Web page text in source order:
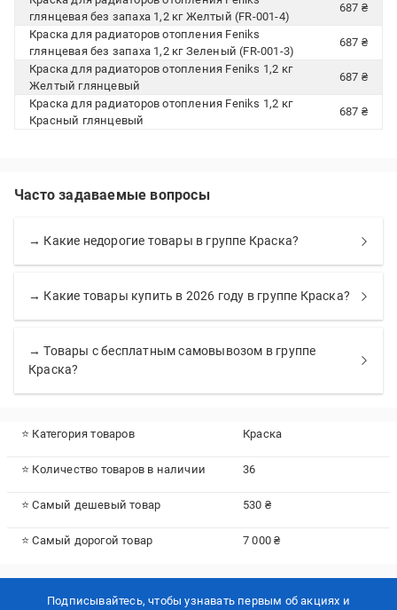
глянцевая без запаха 1,2 кг Желтый (FR-001-4)
687 ₴
Краска для радиаторов отопления Feniks
глянцевая без запаха 1,2 кг Зеленый (FR-001-3)
687 ₴
Краска для радиаторов отопления Feniks 1,2 кг
Желтый глянцевый
687 ₴
Краска для радиаторов отопления Feniks 1,2 кг
Красный глянцевый
687 ₴
Часто задаваемые вопросы
→ Какие недорогие товары в группе Краска?
→ Какие товары купить в 2026 году в группе Краска?
→ Товары с бесплатным самовывозом в группе
Краска?
⭐ Категория товаров Краска
⭐ Количество товаров в наличии 36
⭐ Самый дешевый товар 530 ₴
⭐ Самый дорогой товар 7 000 ₴
Подписывайтесь, чтобы узнавать первым об акцияx и